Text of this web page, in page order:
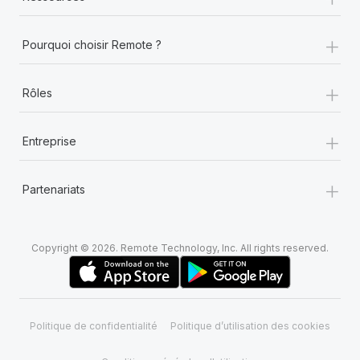
Pourquoi choisir Remote ? +
Rôles +
Entreprise +
Partenariats +
Copyright © 2026. Remote Technology, Inc. All rights reserved.
Politique de confidentialité Politique d’utilisation des cookies